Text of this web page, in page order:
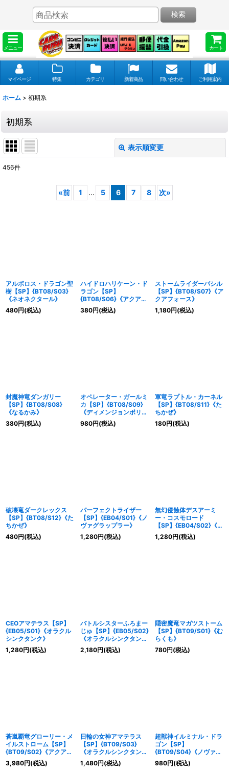
メニュー カート
検索
マイページ 特集 カテゴリ 新着商品 問い合わせ ご利用案内
ホーム > 初期系
初期系
表示順変更
456件
«前 1 ... 5 6 7 8 次»
アルボロス・ドラゴン聖
樹【SP】{BT08/S03}
《ネオネクタール》
480円(税込)
ハイドロハリケーン・ド
ラゴン【SP】
{BT08/S06}《アクアフ
ォース》
380円(税込)
ストームライダーバシル
【SP】{BT08/S07}《ア
クアフォース》
1,180円(税込)
封魔神竜ダンガリー
【SP】{BT08/S08}
《なるかみ》
380円(税込)
オペレーター・ガールミ
カ【SP】{BT08/S09}
《ディメンジョンポリ
ス》
980円(税込)
軍竜ラプトル・カーネル
【SP】{BT08/S11}《た
ちかぜ》
180円(税込)
破壊竜ダークレックス
【SP】{BT08/S12}《た
ちかぜ》
480円(税込)
パーフェクトライザー
【SP】{EB04/S01}《ノ
ヴァグラップラー》
1,280円(税込)
無幻侵蝕体デスアーミ
ー・コスモロード
【SP】{EB04/S02}《ノ
ヴァグラップラー》
1,280円(税込)
CEOアマテラス【SP】
{EB05/S01}《オラクル
シンクタンク》
1,280円(税込)
バトルシスターふろまー
じゅ【SP】{EB05/S02}
《オラクルシンクタン
ク》
2,180円(税込)
隠密魔竜マガツストーム
【SP】{BT09/S01}《む
らくも》
780円(税込)
蒼嵐覇竜グローリー・メ
イルストローム【SP】
{BT09/S02}《アクアフ
ォース》
3,980円(税込)
日輪の女神アマテラス
【SP】{BT09/S03}
《オラクルシンクタン
ク》
1,480円(税込)
超獣神イルミナル・ドラ
ゴン【SP】
{BT09/S04}《ノヴァグ
ラップラー》
980円(税込)